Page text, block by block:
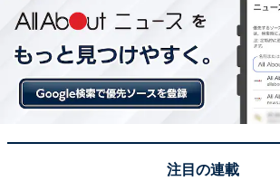
す（30代女性／兵庫県）」
「すごく似てる訳ではないけど、二人
く可愛い（50代女性／栃木県 ）」
「お二人とも顔立ちがハッキリしてい
う（30代男性／埼玉県）」注目の連載